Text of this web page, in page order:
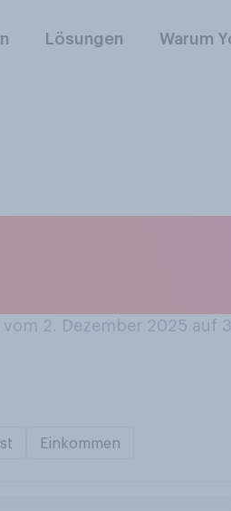
Lösungen Warum
vom 2. Dezember 2025 auf
Einkommen